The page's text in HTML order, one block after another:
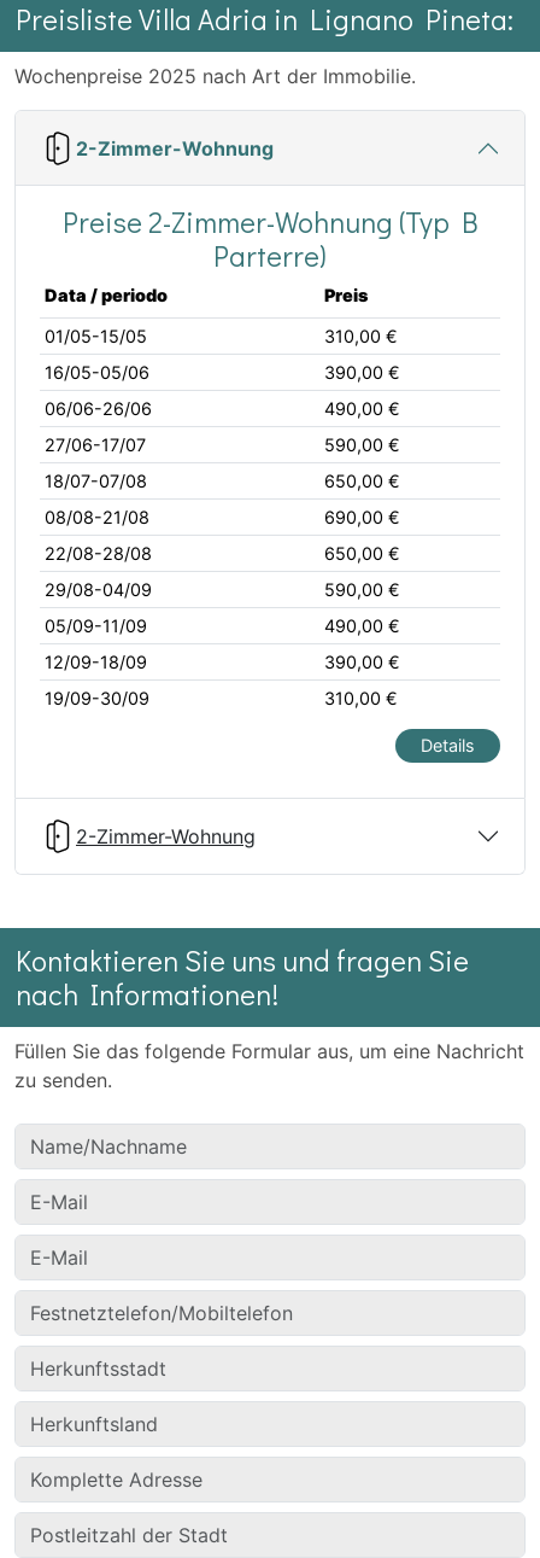
Preisliste Villa Adria in Lignano Pineta:
Wochenpreise 2025 nach Art der Immobilie.
2-Zimmer-Wohnung
Preise 2-Zimmer-Wohnung (Typ B
Parterre)
Data / periodo
Preis
01/05-15/05
310,00 €
16/05-05/06
390,00 €
06/06-26/06
490,00 €
27/06-17/07
590,00 €
18/07-07/08
650,00 €
08/08-21/08
690,00 €
22/08-28/08
650,00 €
29/08-04/09
590,00 €
05/09-11/09
490,00 €
12/09-18/09
390,00 €
19/09-30/09
310,00 €
Details
2-Zimmer-Wohnung
Kontaktieren Sie uns und fragen Sie
nach Informationen!
Füllen Sie das folgende Formular aus, um eine Nachricht
zu senden.